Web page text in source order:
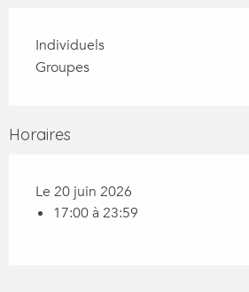
Individuels
Groupes
Horaires
Le 20 juin 2026
17:00 à 23:59